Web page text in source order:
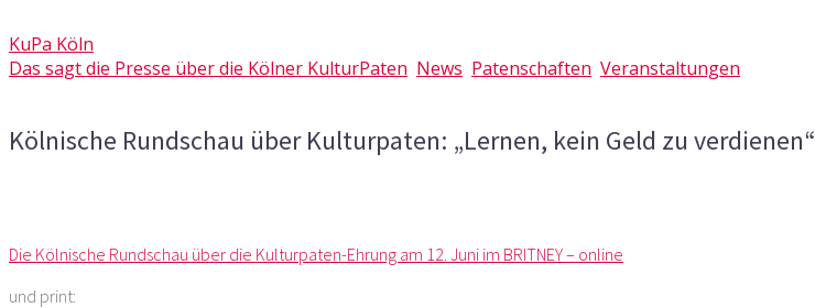
KuPa Köln
Das sagt die Presse über die Kölner KulturPaten News Patenschaften Veranstaltungen
Kölnische Rundschau über Kulturpaten: „Lernen, kein Geld zu verdienen“
Die Kölnische Rundschau über die Kulturpaten-Ehrung am 12. Juni im BRITNEY – online
und print: